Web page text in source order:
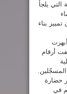
التي يلجأ
بناء
أرقام
حضارة
في